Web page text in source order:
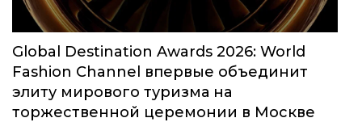
Global Destination Awards 2026: World
Fashion Channel впервые объединит
элиту мирового туризма на
торжественной церемонии в Москве